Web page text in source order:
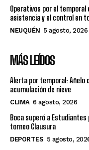
Operativos por el temporal
asistencia y el control en
NEUQUÉN 5 agosto, 2026
MÁS LEÍDOS
Alerta por temporal:
acumulación de nieve
CLIMA 6 agosto, 2026
Boca superó a
torneo Clausura
DEPORTES 5 agosto,